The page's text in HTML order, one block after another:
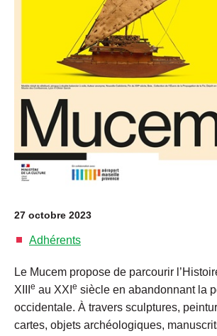
27 octobre 2023
Adhérents
Le Mucem propose de parcourir
XIII
e au XXI e siècle en abandonnant la
occidentale. À travers sculptures,
cartes, objets archéologiques,